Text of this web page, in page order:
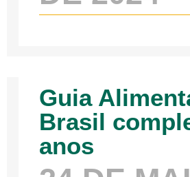
Guia
Brasil
anos